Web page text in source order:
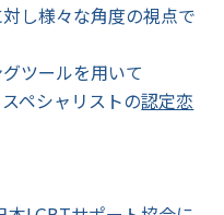
し様々な角度の視点で
ツールを用いて
スペシャリストの認定恋